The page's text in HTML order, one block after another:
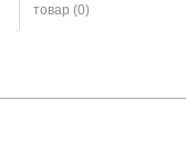
товар (0)